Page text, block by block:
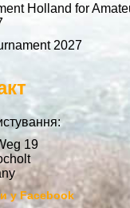
Holland for
2027
19
у Facebook